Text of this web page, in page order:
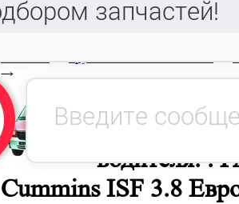
В начало→Грузовые автомобили ГАЗ→
→
Механизм
водителя. .
Cummins ISF 3.8